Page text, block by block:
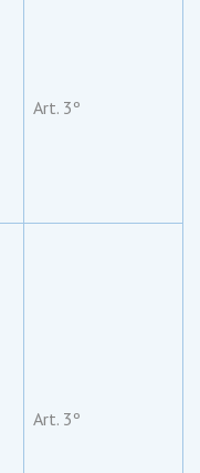
Art. 3º
Art. 3º